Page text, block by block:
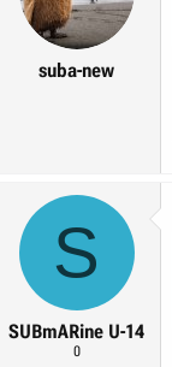
suba-new
S
SUBmARine U-14
0